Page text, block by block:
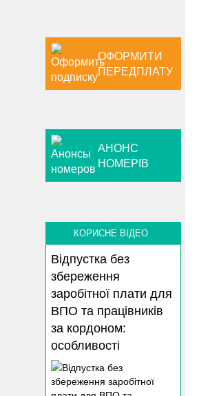
ОФОРМИТИ
ПЕРЕДПЛАТУ
АНОНС
НОМЕРІВ
КОРИСНЕ ВІДЕО
Відпустка без
збереження
заробітної плати для
ВПО та працівників
за кордоном:
особливості